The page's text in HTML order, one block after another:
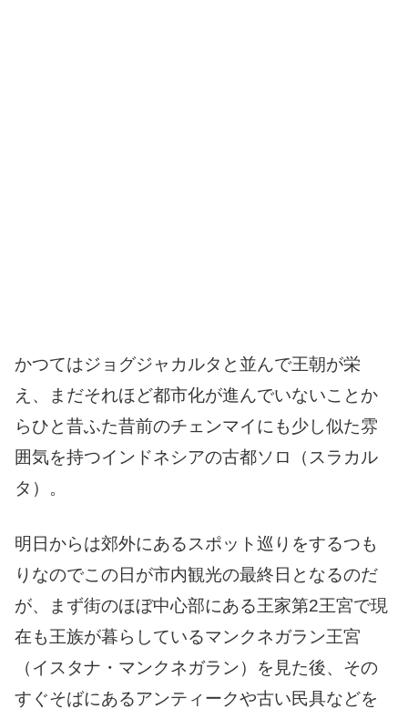
かつてはジョグジャカルタと並んで王朝が栄
え、まだそれほど都市化が進んでいないことか
らひと昔ふた昔前のチェンマイにも少し似た雰
囲気を持つインドネシアの古都ソロ（スラカル
タ）。
明日からは郊外にあるスポット巡りをするつも
りなのでこの日が市内観光の最終日となるのだ
が、まず街のほぼ中心部にある王家第2王宮で現
在も王族が暮らしているマンクネガラン王宮
（イスタナ・マンクネガラン）を見た後、その
すぐそばにあるアンティークや古い民具などを